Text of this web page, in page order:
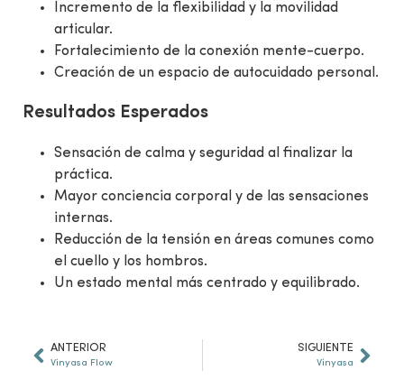
Incremento de la flexibilidad y la movilidad
articular.
Fortalecimiento de la conexión mente-cuerpo.
Creación de un espacio de autocuidado personal.
Resultados Esperados
Sensación de calma y seguridad al finalizar la
práctica.
Mayor conciencia corporal y de las sensaciones
internas.
Reducción de la tensión en áreas comunes como
el cuello y los hombros.
Un estado mental más centrado y equilibrado.
ANTERIOR
Vinyasa Flow
SIGUIENTE
Vinyasa